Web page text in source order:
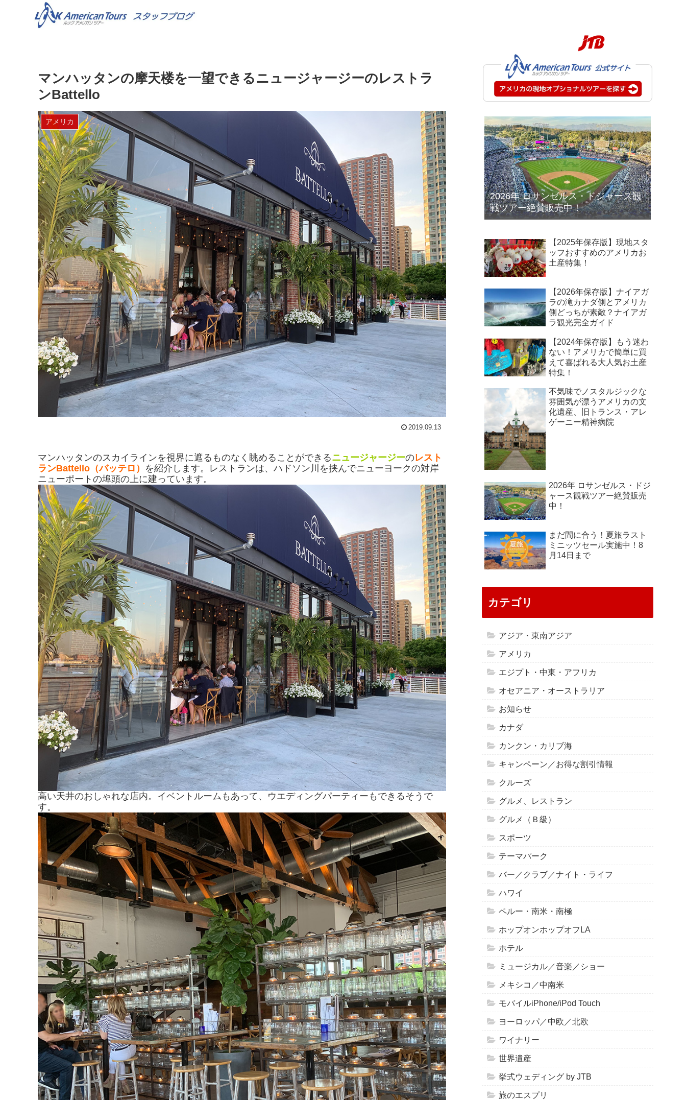
マンハッタンの摩天楼を一望できるニュージャージーのレストラ
ンBattello
アメリカ
2019.09.13
マンハッタンのスカイラインを視界に遮るものなく眺めることができるニュージャージーのレスト
ランBattello（バッテロ） を紹介します。レストランは、ハドソン川を挟んでニューヨークの対岸
ニューポートの埠頭の上に建っています。
高い天井のおしゃれな店内。イベントルームもあって、ウエディングパーティーもできるそうで
す。
2026年 ロサンゼルス・ドジャース観
戦ツアー絶賛販売中！
【2025年保存版】現地スタ
ッフおすすめのアメリカお
土産特集！
【2026年保存版】ナイアガ
ラの滝カナダ側とアメリカ
側どっちが素敵？ナイアガ
ラ観光完全ガイド
【2024年保存版】もう迷わ
ない！アメリカで簡単に買
えて喜ばれる大人気お土産
特集！
不気味でノスタルジックな
雰囲気が漂うアメリカの文
化遺産、旧トランス・アレ
ゲーニー精神病院
2026年 ロサンゼルス・ドジ
ャース観戦ツアー絶賛販売
中！
まだ間に合う！夏旅ラスト
ミニッツセール実施中！8
月14日まで
カテゴリ
アジア・東南アジア
アメリカ
エジプト・中東・アフリカ
オセアニア・オーストラリア
お知らせ
カナダ
カンクン・カリブ海
キャンペーン／お得な割引情報
クルーズ
グルメ、レストラン
グルメ（Ｂ級）
スポーツ
テーマパーク
バー／クラブ／ナイト・ライフ
ハワイ
ペルー・南米・南極
ホップオンホップオフLA
ホテル
ミュージカル／音楽／ショー
メキシコ／中南米
モバイルiPhone/iPod Touch
ヨーロッパ／中欧／北欧
ワイナリー
世界遺産
挙式ウェディング by JTB
旅のエスプリ